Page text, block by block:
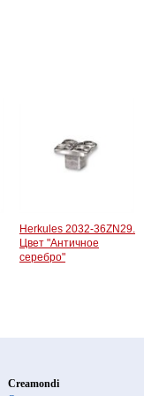
Herkules 2032-36ZN29.
Цвет "Античное
серебро"
Creamondi